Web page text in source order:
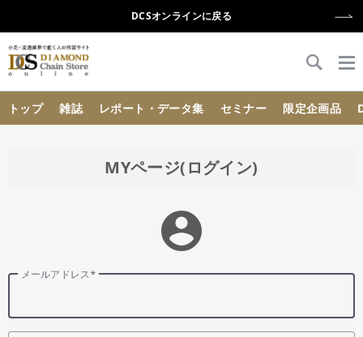
DCSオンラインに戻る
トップ 雑誌 レポート・データ集 セミナー 限定企画品
MYページ(ログイン)
account_circle
メールアドレス